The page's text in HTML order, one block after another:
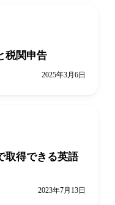
税関申告
2025年3月6日
取得できる英語
2023年7月13日